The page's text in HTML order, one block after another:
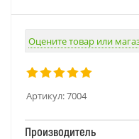
Оцените товар или
Артикул:7004
Производитель